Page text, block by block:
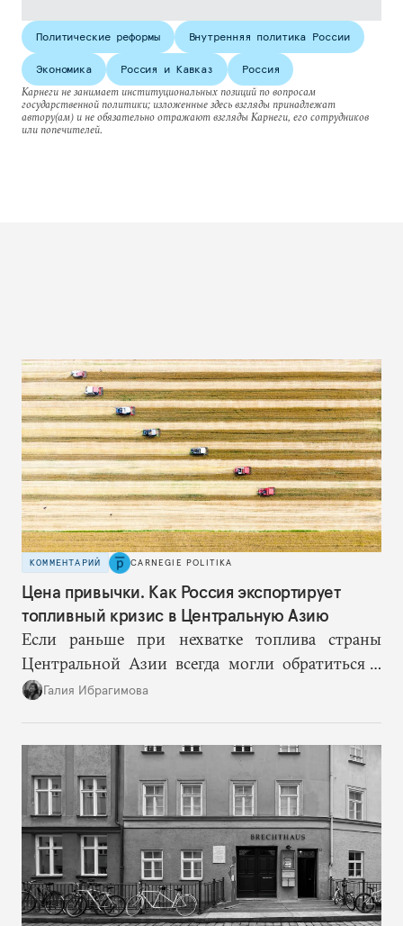
Политические реформы Внутренняя политика России
Экономика Россия и Кавказ
Россия
Карнеги не занимает институциональных позиций по вопросам
государственной политики; изложенные здесь взгляды принадлежат
автору(ам) и не обязательно отражают взгляды Карнеги, его сотрудников
или попечителей.
КОММЕНТАРИЙ CARNEGIE POLITIKA
Цена привычки. Как Россия экспортирует
топливный кризис в Центральную Азию
Если раньше при нехватке топлива страны
Центральной Азии всегда могли обратиться к
Москве за дополнительными объемами, то
Галия Ибрагимова